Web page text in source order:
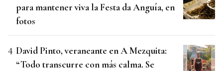
para mantener viva la Festa da Anguía, en
fotos
David Pinto, veraneante en A Mezquita:
“Todo transcurre con más calma. Se